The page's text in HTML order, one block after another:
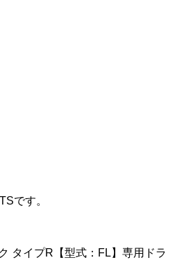
です。
タイプR【型式：FL】専用ドラ